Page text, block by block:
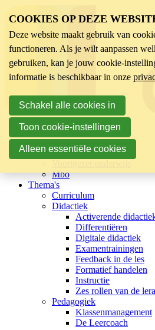
Sector
Kinderopvang
Basisonderwijs
Mbo
Thema's
Curriculum
Didactiek
Activerende
Differentiëren
Digitale didactiek
Examentrainingen
Feedback in de les
Formatief handelen
Instructie
Zes rollen van de
Pedagogiek
Klassenmanagement
De Leercoach
COOKIES OP DEZE
Deze website maakt gebruik van
functioneren. Als je wilt aanpassen
gebruiken, kan je jouw cookie-
informatie is beschikbaar in onze
Schakel alle cookies in
Toon cookie-instellingen
Alleen essentiële cookies